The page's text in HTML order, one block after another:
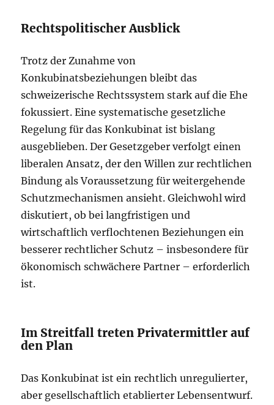
Rechtspolitischer Ausblick
Trotz der Zunahme von
Konkubinatsbeziehungen bleibt das
schweizerische Rechtssystem stark auf die Ehe
fokussiert. Eine systematische gesetzliche
Regelung für das Konkubinat ist bislang
ausgeblieben. Der Gesetzgeber verfolgt einen
liberalen Ansatz, der den Willen zur rechtlichen
Bindung als Voraussetzung für weitergehende
Schutzmechanismen ansieht. Gleichwohl wird
diskutiert, ob bei langfristigen und
wirtschaftlich verflochtenen Beziehungen ein
besserer rechtlicher Schutz – insbesondere für
ökonomisch schwächere Partner – erforderlich
ist.
Im Streitfall treten Privatermittler auf
den Plan
Das Konkubinat ist ein rechtlich unregulierter,
aber gesellschaftlich etablierter Lebensentwurf.